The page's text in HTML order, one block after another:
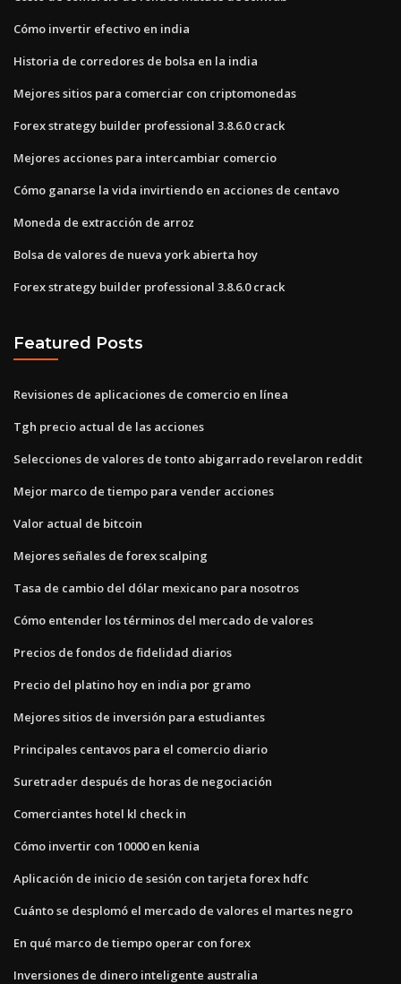
Cómo invertir efectivo en india
Historia de corredores de bolsa en la india
Mejores sitios para comerciar con criptomonedas
Forex strategy builder professional 3.8.6.0 crack
Mejores acciones para intercambiar comercio
Cómo ganarse la vida invirtiendo en acciones de centavo
Moneda de extracción de arroz
Bolsa de valores de nueva york abierta hoy
Forex strategy builder professional 3.8.6.0 crack
Featured Posts
Revisiones de aplicaciones de comercio en línea
Tgh precio actual de las acciones
Selecciones de valores de tonto abigarrado revelaron reddit
Mejor marco de tiempo para vender acciones
Valor actual de bitcoin
Mejores señales de forex scalping
Tasa de cambio del dólar mexicano para nosotros
Cómo entender los términos del mercado de valores
Precios de fondos de fidelidad diarios
Precio del platino hoy en india por gramo
Mejores sitios de inversión para estudiantes
Principales centavos para el comercio diario
Suretrader después de horas de negociación
Comerciantes hotel kl check in
Cómo invertir con 10000 en kenia
Aplicación de inicio de sesión con tarjeta forex hdfc
Cuánto se desplomó el mercado de valores el martes negro
En qué marco de tiempo operar con forex
Inversiones de dinero inteligente australia